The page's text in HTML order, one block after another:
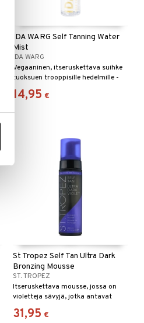
IDA WARG Self Tanning Water
Mist
IDA WARG
Vegaaninen, itseruskettava suihke
tuoksuen trooppisille hedelmille -
Ida Warg
14,95 €
St Tropez Self Tan Ultra Dark
Bronzing Mousse
ST. TROPEZ
Itseruskettava mousse, jossa on
violetteja sävyjä, jotka antavat
syvän vaikutuksen St Tropezilta.
31,95 €